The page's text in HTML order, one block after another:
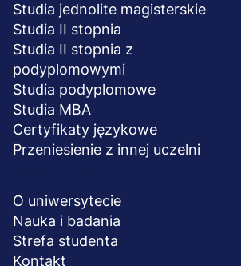
Studia jednolite magisterskie
Studia II stopnia
Studia II stopnia z
podyplomowymi
Studia podyplomowe
Studia MBA
Certyfikaty językowe
Przeniesienie z innej uczelni
O uniwersytecie
Nauka i badania
Strefa studenta
Kontakt